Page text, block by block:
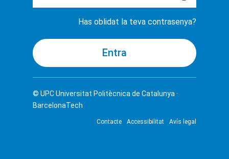
Has oblidat la teva contrasenya?
© UPCUniversitat Politècnica de Catalunya ·
BarcelonaTech
Contacte Accessibilitat Avís legal